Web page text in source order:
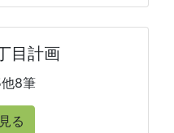
目計画
8筆
る